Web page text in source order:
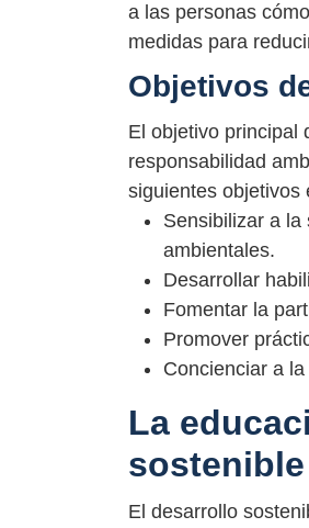
a las personas
medidas para
Objetivos
El objetivo principal
responsabilidad
siguientes objetivos
Sensibilizar a la
ambientales.
Desarrollar
Fomentar la
Promover
Concienciar a
La
sostenible
El desarrollo